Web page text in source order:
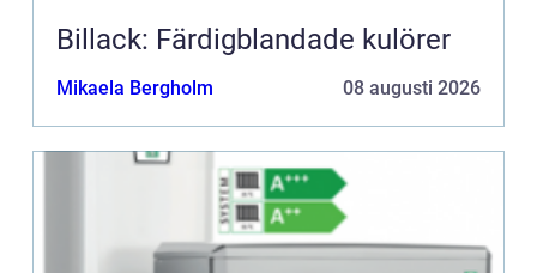
Billack: Färdigblandade kulörer
Mikaela Bergholm 08 augusti 2026